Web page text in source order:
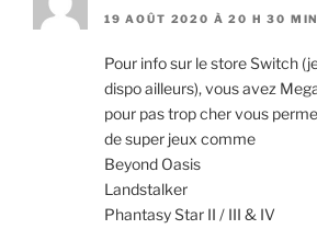
19 AOÛT 2020 À 20 H 30 MIN
Pour info sur le store Switch
dispo ailleurs), vous avez
pour pas trop cher vous
de super jeux comme
Beyond Oasis
Landstalker
Phantasy Star II / III & IV